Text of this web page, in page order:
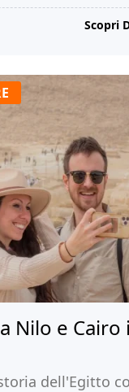
Scopri
Nilo e Cairo
dell'Egitto